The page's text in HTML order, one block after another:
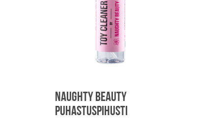
Naughty Beauty
puhastuspihusti